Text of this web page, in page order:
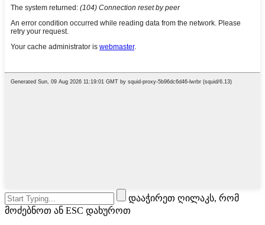
დააჭირეთ ღილაკს, რომ
მოძებნოთ ან ESC დახუროთ